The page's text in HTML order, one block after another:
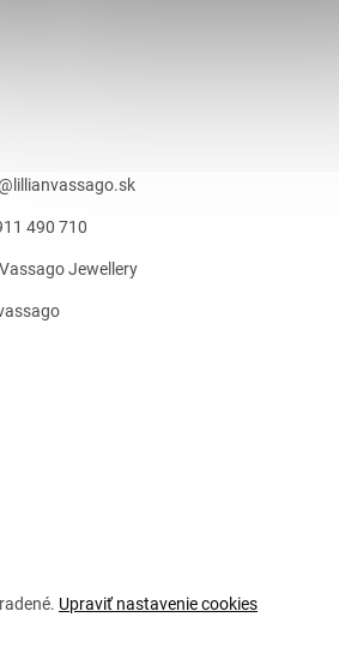
lillianvassago.sk
490 710
Jewellery
Upraviť nastavenie cookies